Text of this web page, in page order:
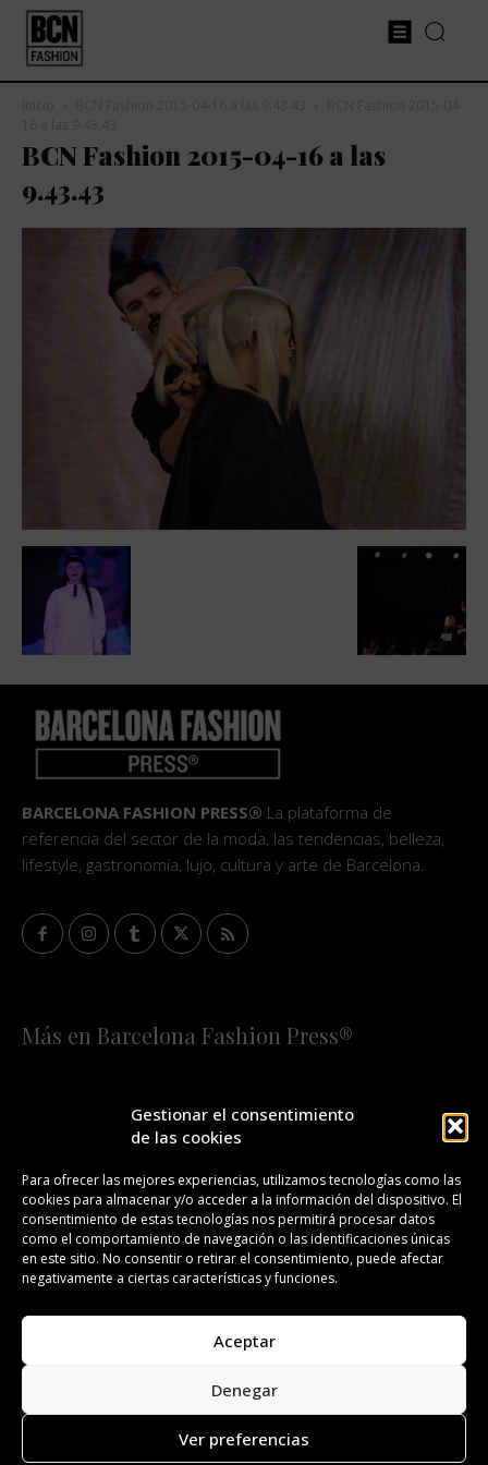
Gestionar el consentimiento
de las cookies
Para ofrecer las mejores experiencias, utilizamos tecnologías como las
cookies para almacenar y/o acceder a la información del dispositivo. El
consentimiento de estas tecnologías nos permitirá procesar datos
como el comportamiento de navegación o las identificaciones únicas
en este sitio. No consentir o retirar el consentimiento, puede afectar
negativamente a ciertas características y funciones.
Aceptar
Denegar
Ver preferencias
BCN Fashion 2015-04-16 a las
9.43.43
BARCELONA FASHION PRESS® La plataforma de
referencia del sector de la moda, las tendencias, belleza,
lifestyle, gastronomía, lujo, cultura y arte de Barcelona.
Más en Barcelona Fashion Press®
¡SUSCRÍBETE A NUESTRA FASHION NEWS!
CONTACTO REDACCIÓN PUBLICIDAD
ISSN 2385-4839 DL B 27443-2014
Todos los derechos reservados. Copyright 2008-2024.
Barcelona Fashion Press®/™ es una marca registrada.